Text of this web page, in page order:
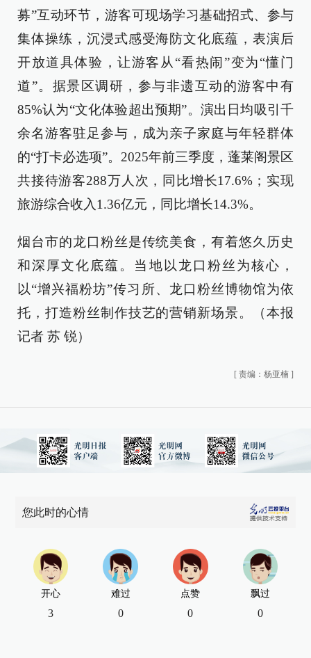
募”互动环节，游客可现场学习基础招式、参与
集体操练，沉浸式感受海防文化底蕴，表演后
开放道具体验，让游客从“看热闹”变为“懂门
道”。据景区调研，参与非遗互动的游客中有
85%认为“文化体验超出预期”。演出日均吸引千
余名游客驻足参与，成为亲子家庭与年轻群体
的“打卡必选项”。2025年前三季度，蓬莱阁景区
共接待游客288万人次，同比增长17.6%；实现
旅游综合收入1.36亿元，同比增长14.3%。
烟台市的龙口粉丝是传统美食，有着悠久历史
和深厚文化底蕴。当地以龙口粉丝为核心，
以“增兴福粉坊”传习所、龙口粉丝博物馆为依
托，打造粉丝制作技艺的营销新场景。（本报
记者 苏 锐）
[ 责编：杨亚楠 ]
您此时的心情
开心
3
难过
0
点赞
0
飘过
0